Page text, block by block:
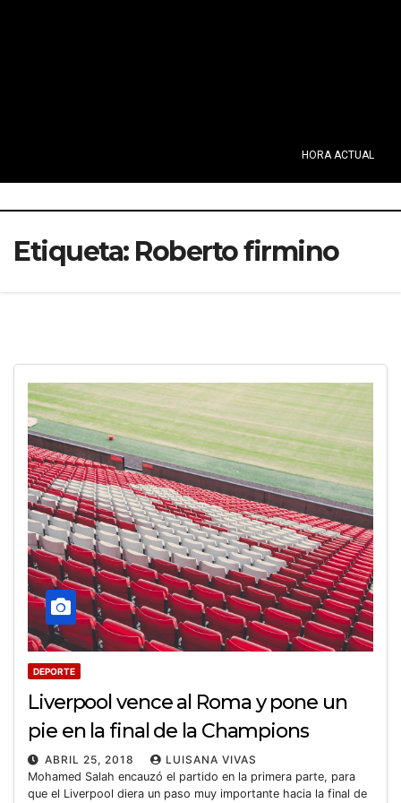
HORA ACTUAL
Etiqueta: Roberto firmino
DEPORTE
Liverpool vence al Roma y pone un
pie en la final de la Champions
ABRIL 25, 2018
LUISANA VIVAS
Mohamed Salah encauzó el partido en la primera parte, para
que el Liverpool diera un paso muy importante hacia la final de